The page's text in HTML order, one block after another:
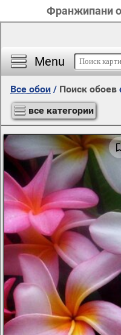
Франжипани
Menu
Все обои / Поиск обоев
все категории